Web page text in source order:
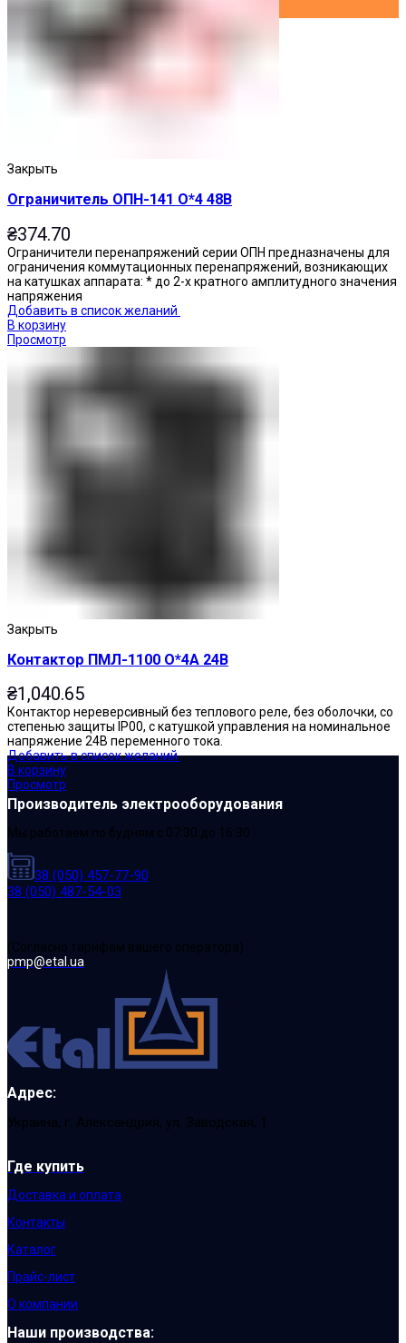
Закрыть
Ограничитель ОПН-141 О*4 48В
₴374.70
Ограничители перенапряжений серии ОПН предназначены для
ограничения коммутационных перенапряжений, возникающих
на катушках аппарата: * до 2-х кратного амплитудного значения
напряжения
Добавить в список желаний
В корзину
Просмотр
Закрыть
Контактор ПМЛ-1100 О*4А 24В
₴1,040.65
Контактор нереверсивный без теплового реле, без оболочки, со
степенью защиты IP00, с катушкой управления на номинальное
напряжение 24В переменного тока.
Добавить в список желаний
В корзину
Просмотр
Производитель электрооборудования
Мы работаем по будням с 07:30 до 16:30
38 (050) 457-77-90
38 (050) 487-54-03
(Cогласно тарифам вашего оператора)
pmp@etal.ua
Адрес:
Украина, г. Александрия, ул. Заводская, 1
Где купить
Доставка и оплата
Контакты
Каталог
Прайс-лист
О компании
Наши производства: